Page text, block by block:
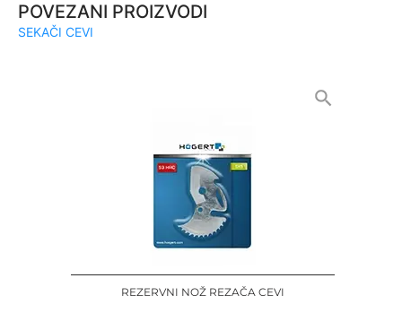
POVEZANI PROIZVODI
SEKAČI CEVI
REZERVNI NOŽ REZAČA CEVI